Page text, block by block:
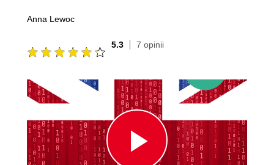
Anna Lewoc
5.3 7 opinii